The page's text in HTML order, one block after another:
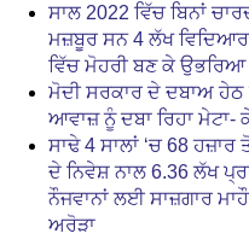
ਸਾਲ 2022 ਵਿੱਚ ਬਿਨਾਂ
ਮਜ਼ਬੂਰ ਸਨ 4 ਲੱਖ
ਵਿੱਚ ਮੋਹਰੀ ਬਣ ਕੇ
ਮੋਦੀ ਸਰਕਾਰ ਦੇ ਦਬਾਅ
ਆਵਾਜ਼ ਨੂੰ ਦਬਾ ਰਿਹਾ ਮੇਟਾ-
ਸਾਢੇ 4 ਸਾਲਾਂ ‘ਚ 68
ਦੇ ਨਿਵੇਸ਼ ਨਾਲ 6.36 ਲੱਖ
ਨੌਜਵਾਨਾਂ ਲਈ ਸਾਜ਼ਗਾਰ
ਅਰੋੜਾ